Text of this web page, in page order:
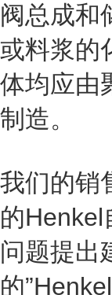
阀总成和
或料浆的
体均应由
制造。
我们的销
的Henkel
问题提出
的